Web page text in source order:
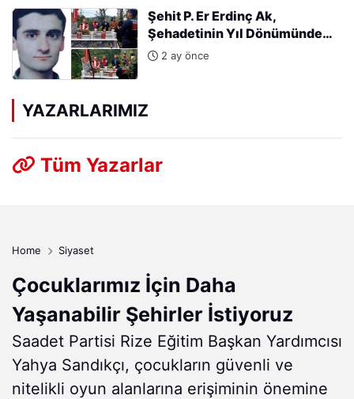
Şehit P. Er Erdinç Ak,
Şehadetinin Yıl Dönümünde
Kabri Başında Anıldı
2 ay önce
YAZARLARIMIZ
Tüm Yazarlar
Home Siyaset
Çocuklarımız İçin Daha
Yaşanabilir Şehirler İstiyoruz
Saadet Partisi Rize Eğitim Başkan Yardımcısı
Yahya Sandıkçı, çocukların güvenli ve
nitelikli oyun alanlarına erişiminin önemine